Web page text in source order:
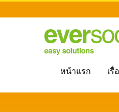
หน้าแรก เรื่